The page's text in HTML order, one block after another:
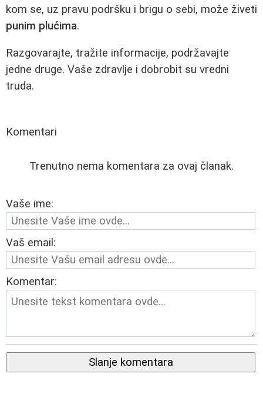
kom se, uz pravu podršku i brigu o sebi, može živeti
punim plućima.
Razgovarajte, tražite informacije, podržavajte
jedne druge. Vaše zdravlje i dobrobit su vredni
truda.
Komentari
Trenutno nema komentara za ovaj članak.
Vaše ime:
Vaš email:
Komentar:
Slanje komentara